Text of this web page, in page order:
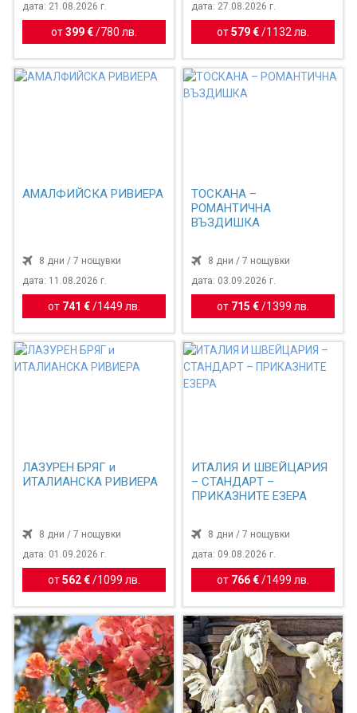
дата: 21.08.2026 г.
от399 € / 780 лв.
дата: 27.08.2026 г.
от579 €/ 1132 лв.
АМАЛФИЙСКА РИВИЕРА
8 дни / 7 нощувки
дата: 11.08.2026 г.
от 741 € / 1449 лв.
ТОСКАНА –
РОМАНТИЧНА
ВЪЗДИШКА
8 дни / 7 нощувки
дата: 03.09.2026 г.
от 715 €/ 1399 лв.
ЛАЗУРЕН БРЯГ и
ИТАЛИАНСКА РИВИЕРА
8 дни / 7 нощувки
дата: 01.09.2026 г.
от562 € / 1099 лв.
ИТАЛИЯ И ШВЕЙЦАРИЯ
– СТАНДАРТ –
ПРИКАЗНИТЕ ЕЗЕРА
8 дни / 7 нощувки
дата: 09.08.2026 г.
от 766 €/ 1499 лв.